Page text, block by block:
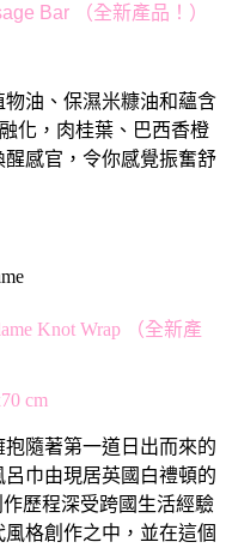
Bar （全新產品！）
油、保濕米糠油和蘊含
化，肉桂葉、 巴西香橙
感官， 令你感覺振奮舒
Knot Wrap （全新產
cm
抱隨著第一道日出而來的
巾由現居英國白禮頓的
歷程深受跨國生活經驗
格創作之中， 並在這個